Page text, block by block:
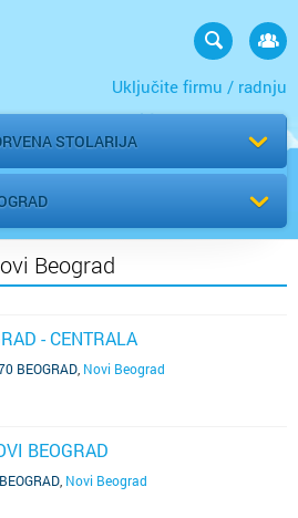
Uključite firmu / radnju
STOLARIJA
Beograd
- CENTRALA
BEOGRAD Novi Beograd
BEOGRAD
Novi Beograd